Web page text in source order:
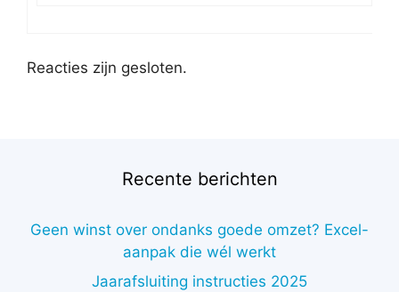
Reacties zijn gesloten.
Recente berichten
Geen winst over ondanks goede omzet? Excel-
aanpak die wél werkt
Jaarafsluiting instructies 2025